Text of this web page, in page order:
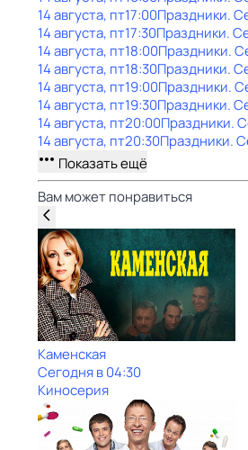
14 августа, пт17:00Праздники.
14 августа, пт17:30Праздники.
14 августа, пт18:00Праздники.
14 августа, пт18:30Праздники.
14 августа, пт19:00Праздники.
14 августа, пт19:30Праздники.
14 августа, пт20:00Праздники.
14 августа, пт20:30Праздники.
Показать ещё
Вам может понравиться
Каменская
Сегодня в 04:30
Киносерия